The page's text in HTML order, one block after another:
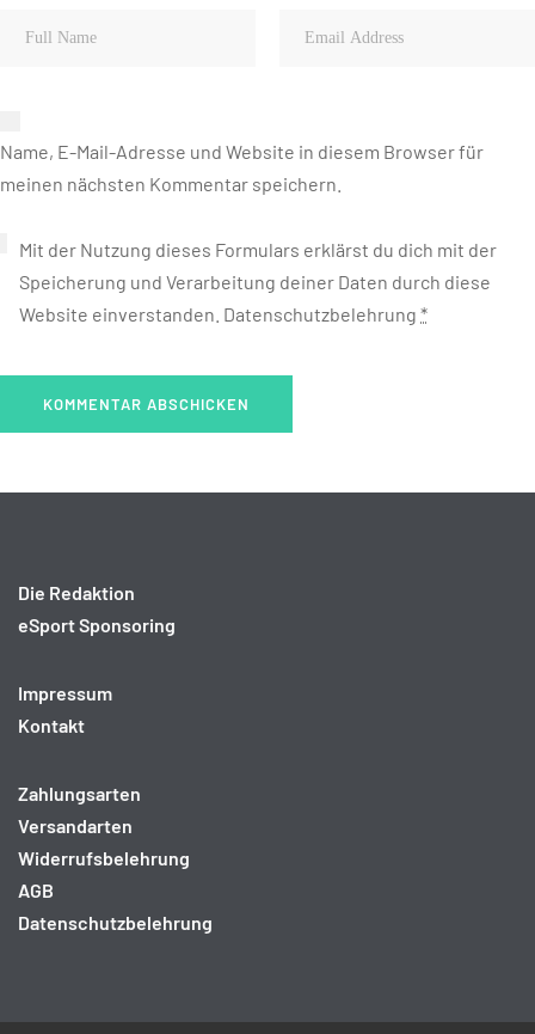
Name, E-Mail-Adresse und Website in diesem Browser für
meinen nächsten Kommentar speichern.
Mit der Nutzung dieses Formulars erklärst du dich mit der
Speicherung und Verarbeitung deiner Daten durch diese
Website einverstanden. Datenschutzbelehrung *
Die Redaktion
eSport Sponsoring
Impressum
Kontakt
Zahlungsarten
Versandarten
Widerrufsbelehrung
AGB
Datenschutzbelehrung